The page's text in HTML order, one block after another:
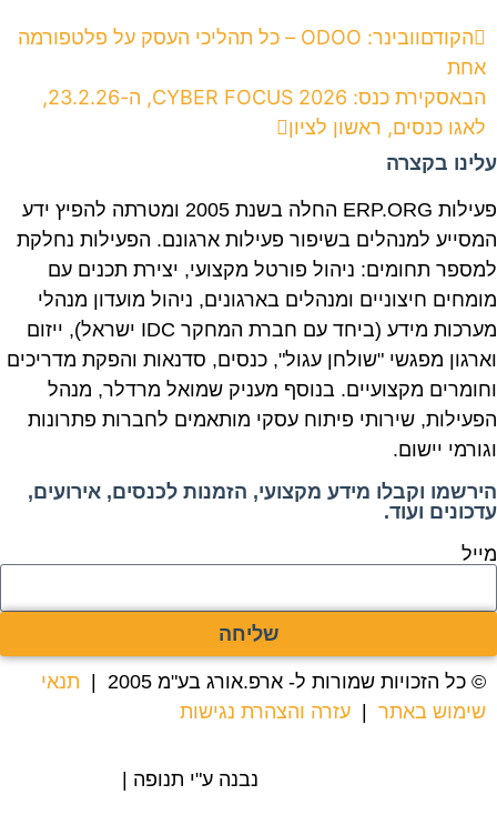
הקודם
וובינר: ODOO – כל תהליכי העסק על פלטפורמה
אחת
הבא
סקירת כנס: CYBER FOCUS 2026, ה-23.2.26,
לאגו כנסים, ראשון לציון
עלינו בקצרה
פעילות ERP.ORG החלה בשנת 2005 ומטרתה להפיץ ידע
המסייע למנהלים בשיפור פעילות ארגונם. הפעילות נחלקת
למספר תחומים: ניהול פורטל מקצועי, יצירת תכנים עם
מומחים חיצוניים ומנהלים בארגונים, ניהול מועדון מנהלי
מערכות מידע (ביחד עם חברת המחקר IDC ישראל), ייזום
וארגון מפגשי "שולחן עגול", כנסים, סדנאות והפקת מדריכים
וחומרים מקצועיים. בנוסף מעניק שמואל מרדלר, מנהל
הפעילות, שירותי פיתוח עסקי מותאמים לחברות פתרונות
וגורמי יישום.
הירשמו וקבלו מידע מקצועי, הזמנות לכנסים, אירועים,
עדכונים ועוד.
מייל
שליחה
© כל הזכויות שמורות ל- ארפ.אורג בע"מ 2005 |
תנאי
שימוש באתר | עזרה והצהרת נגישות
נבנה ע"י תנופה |